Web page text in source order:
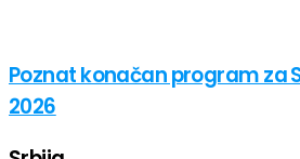
Poznat konačan program za
2026